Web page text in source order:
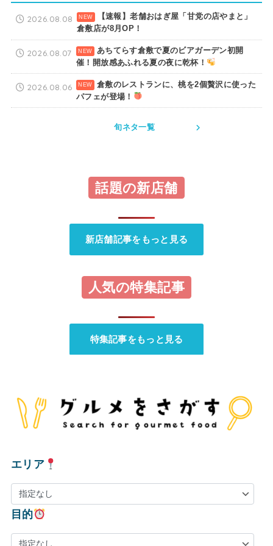
【速報】老舗おはぎ屋「甘党の店やまと」
倉敷店が8月OP！
2026.08.08
あちてらす倉敷で夏のビアガーデン初開
催！開放感あふれる夏の夜に乾杯！
2026.08.07
倉敷のレストランに、桃を2個贅沢に使った
パフェが登場！
2026.08.06
旬ネタ一覧
話題の新店舗
新店舗記事をもっと見る
人気の特集記事
特集記事をもっと見る
エリア
目的